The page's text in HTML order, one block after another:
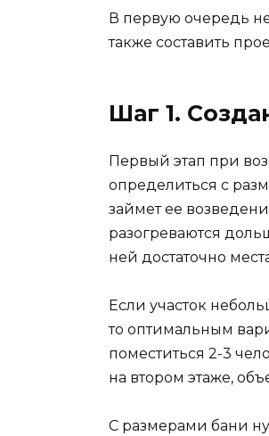
В первую очередь
также составить
Шаг 1.
Первый этап при
определиться с
займет ее
разогреваются
ней достаточно
Если участок
то оптимальным
поместиться 2-3
на втором этаже,
С размерами бани